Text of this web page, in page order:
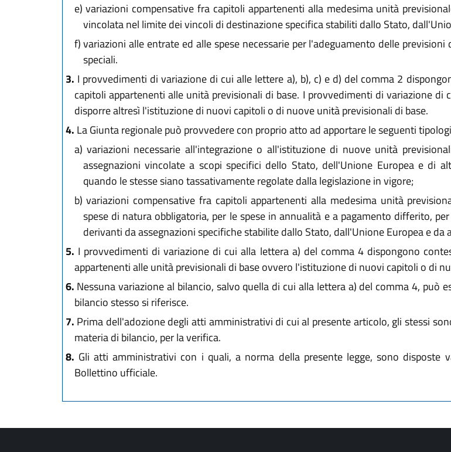
e) variazioni compensative fra capitoli appartenenti alla medesima unità
vincolata nel limite dei vincoli di destinazione specifica stabiliti dallo Stato,
f)variazioni alle entrate ed alle spese necessarie per l'adeguamento delle
speciali.
3. I provvedimenti di variazione di cui alle lettere a), b), c) e d) del comma 2
capitoli appartenenti alle unità previsionali di base. I provvedimenti di variazione
disporre altresì l'istituzione di nuovi capitoli o di nuove unità previsionali di base.
4. La Giunta regionale può provvedere con proprio atto ad apportare le seguenti
a) variazioni necessarie all'integrazione o all'istituzione di nuove unità
assegnazioni vincolate a scopi specifici dello Stato, dell'Unione Europea e di
quando le stesse siano tassativamente regolate dalla legislazione in vigore;
b) variazioni compensative fra capitoli appartenenti alla medesima unità
spese di natura obbligatoria, per le spese in annualità e a pagamento differito,
derivanti da assegnazioni specifiche stabilite dallo Stato, dall'Unione Europea e da
5. I provvedimenti di variazione di cui alla lettera a) del comma 4 dispongono
appartenenti alle unità previsionali di base ovvero l'istituzione di nuovi capitoli o di
6. Nessuna variazione al bilancio, salvo quella di cui alla lettera a) del comma 4, può
bilancio stesso si riferisce.
7. Prima dell'adozione degli atti amministrativi di cui al presente articolo, gli stessi
materia di bilancio, per la verifica.
8. Gli atti amministrativi con i quali, a norma della presente legge, sono disposte
Bollettino ufficiale.